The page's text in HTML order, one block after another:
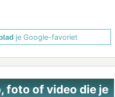
je Google-favoriet
foto of video die je